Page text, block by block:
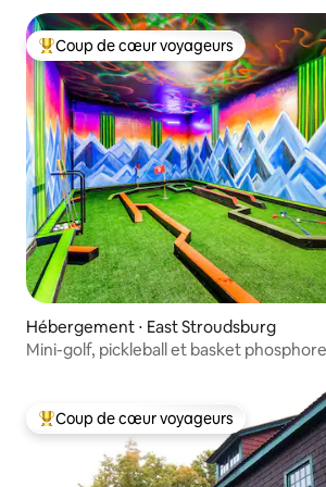
Coups de cœur voyageurs les plus
Coup de cœur voyageurs
Hébergement ⋅ East Stroudsburg
Mini-golf, pickleball et basket
Coups de cœur voyageurs les plus
Coup de cœur voyageurs